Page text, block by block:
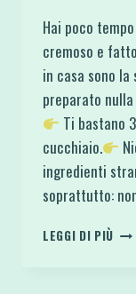
Hai poco
cremoso e
in casa sono
preparato
Ti bastano
cucchiaio.
ingredienti
soprattutto:
LEGGI DI PIÙ